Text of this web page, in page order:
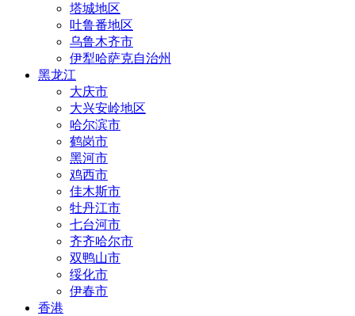
塔城地区
吐鲁番地区
乌鲁木齐市
伊犁哈萨克自治州
黑龙江
大庆市
大兴安岭地区
哈尔滨市
鹤岗市
黑河市
鸡西市
佳木斯市
牡丹江市
七台河市
齐齐哈尔市
双鸭山市
绥化市
伊春市
香港